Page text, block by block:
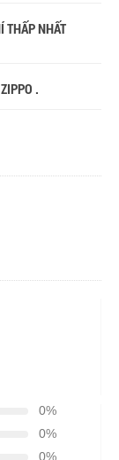
THẤP NHẤT
.
0%
0%
0%